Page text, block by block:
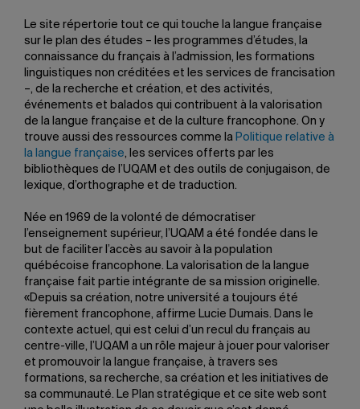
Le site répertorie tout ce qui touche la langue française
sur le plan des études – les programmes d’études, la
connaissance du français à l’admission, les formations
linguistiques non créditées et les services de francisation
–, de la recherche et création, et des activités,
événements et balados qui contribuent à la valorisation
de la langue française et de la culture francophone. On y
trouve aussi des ressources comme la Politique relative à
la langue française, les services offerts par les
bibliothèques de l’UQAM et des outils de conjugaison, de
lexique, d’orthographe et de traduction.
Née en 1969 de la volonté de démocratiser
l’enseignement supérieur, l’UQAM a été fondée dans le
but de faciliter l’accès au savoir à la population
québécoise francophone. La valorisation de la langue
française fait partie intégrante de sa mission originelle.
«Depuis sa création, notre université a toujours été
fièrement francophone, affirme Lucie Dumais. Dans le
contexte actuel, qui est celui d’un recul du français au
centre-ville, l’UQAM a un rôle majeur à jouer pour valoriser
et promouvoir la langue française, à travers ses
formations, sa recherche, sa création et les initiatives de
sa communauté. Le Plan stratégique et ce site web sont